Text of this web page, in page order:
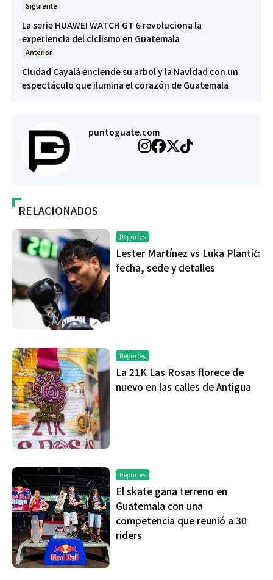
Siguiente
La serie HUAWEI WATCH GT 6 revoluciona la
experiencia del ciclismo en Guatemala
Anterior
Ciudad Cayalá enciende su arbol y la Navidad con un
espectáculo que ilumina el corazón de Guatemala
puntoguate.com
RELACIONADOS
Deportes
Lester Martínez vs Luka Plantić:
fecha, sede y detalles
Deportes
La 21K Las Rosas florece de
nuevo en las calles de Antigua
Deportes
El skate gana terreno en
Guatemala con una
competencia que reunió a 30
riders